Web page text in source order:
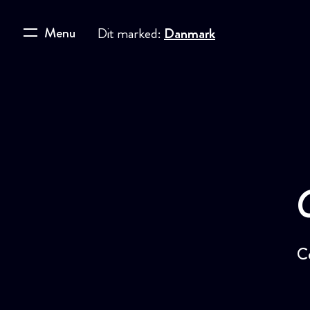
Menu Dit marked: Danmark